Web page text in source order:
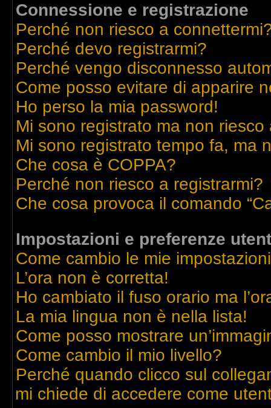
Connessione e registrazione
Perché non riesco a
Perché devo registrarmi?
Perché vengo disconnesso
Come posso evitare di apparire
Ho perso la mia password!
Mi sono registrato ma non riesco
Mi sono registrato tempo fa, ma
Che cosa è COPPA?
Perché non riesco a registrarmi?
Che cosa provoca il comando
Impostazioni e preferenze
Come cambio le mie
L’ora non è corretta!
Ho cambiato il fuso orario ma
La mia lingua non è nella lista!
Come posso mostrare
Come cambio il mio livello?
Perché quando clicco sul
mi chiede di accedere come